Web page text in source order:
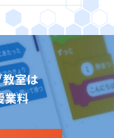
室は
業料